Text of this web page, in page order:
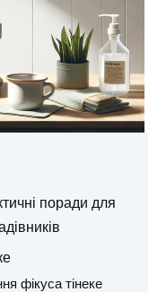
поради для
фікуса тінеке